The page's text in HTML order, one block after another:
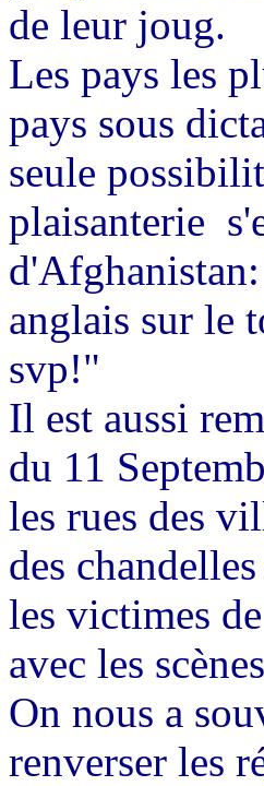
de leur joug.
Les pays les
pays sous
seule
plaisanterie
anglais sur le
svp!"
Il est aussi
du 11
les rues des
des
les victimes
avec les
On nous a
renverser les